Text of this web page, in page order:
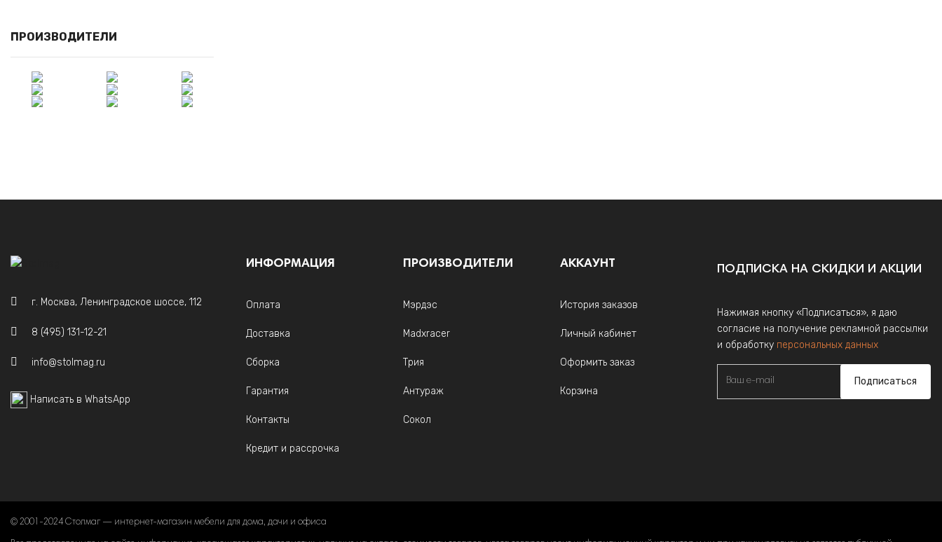
ПРОИЗВОДИТЕЛИ
г. Москва, Ленинградское шоссе, 112
8 (495) 131-12-21
info@stolmag.ru
Написать в WhatsApp
ИНФОРМАЦИЯ
Оплата
Доставка
Сборка
Гарантия
Контакты
Кредит и рассрочка
ПРОИЗВОДИТЕЛИ
Мэрдэс
Madxracer
Трия
Антураж
Сокол
АККАУНТ
История заказов
Личный кабинет
Оформить заказ
Корзина
ПОДПИСКА НА СКИДКИ И АКЦИИ
Нажимая кнопку «Подписаться», я даю
согласие на получение рекламной рассылки
и обработку персональных данных
Подписаться
© 2001-2024 Столмаг — интернет-магазин мебели для дома, дачи и офиса